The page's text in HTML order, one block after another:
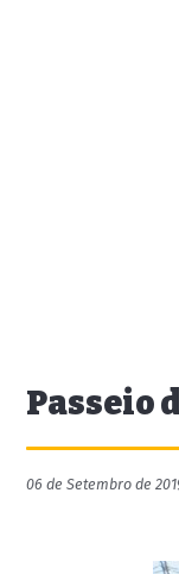
Passeio
06 de Setembro de